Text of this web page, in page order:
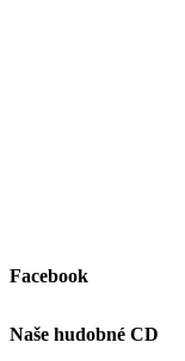
Facebook
Naše hudobné CD